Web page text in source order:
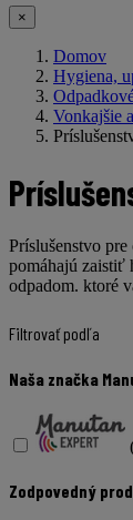
×
Domov
Hygiena,
Vonkajšie
Príslušenstvo
pomáhajú zaistiť
odpadom. ktoré
Filtrovať podľa
Naša značka
Zodpovedný